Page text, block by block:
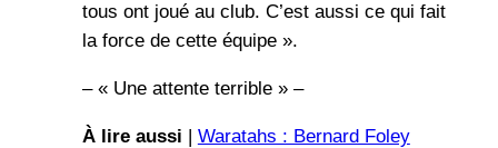
tous ont joué au club. C’est aussi ce qui fait
la force de cette équipe ».
– « Une attente terrible » –
À lire aussi | Waratahs : Bernard Foley